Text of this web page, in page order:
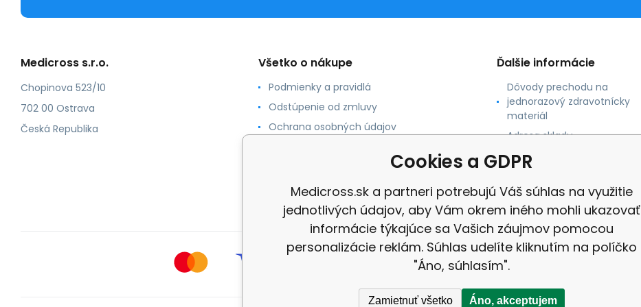
Medicross s.r.o.
Chopinova 523/10
702 00 Ostrava
Česká Republika
Všetko o nákupe
Podmienky a pravidlá
Odstúpenie od zmluvy
Ochrana osobných údajov
Kontaktné údaje
Ďalšie informácie
Dôvody prechodu na
jednorazový zdravotnícky
materiál
Adresa skladu
Cookies a GDPR
Medicross.sk a partneri potrebujú Váš súhlas na využitie
jednotlivých údajov, aby Vám okrem iného mohli ukazovať
informácie týkajúce sa Vašich záujmov pomocou
personalizácie reklám. Súhlas udelíte kliknutím na políčko
"Áno, súhlasím".
Zamietnuť všetko Áno, akceptujem